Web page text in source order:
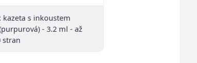
kazeta s inkoustem
- 3.2 ml - až
stran